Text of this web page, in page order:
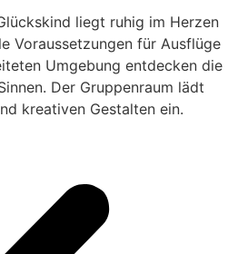
liegt ruhig im Herzen
Voraussetzungen für Ausflüge
Umgebung entdecken die
Der Gruppenraum lädt
kreativen Gestalten ein.